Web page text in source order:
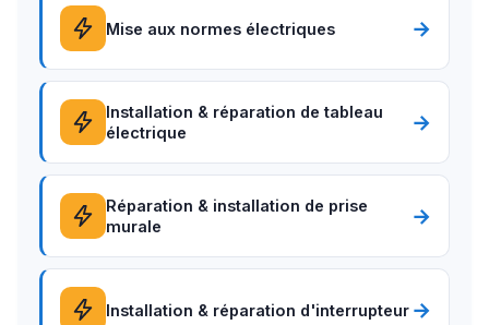
Mise aux normes électriques →
Installation & réparation de tableau
électrique
→
Réparation & installation de prise
murale
→
Installation & réparation d'interrupteur →